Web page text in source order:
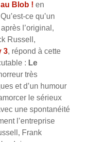
Blob ! en
ce qu’un
l’original,
Russell,
3, répond à cette
: Le
très
et d’un humour
le sérieux
une spontanéité
l’entreprise
Frank